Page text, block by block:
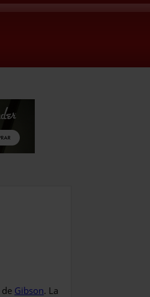
de Gibson. La